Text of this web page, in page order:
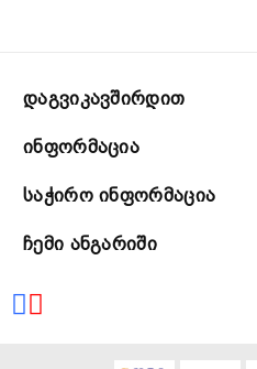
Დაგვიკავშირდით
Ინფორმაცია
Საჭირო Ინფორმაცია
Ჩემი Ანგარიში